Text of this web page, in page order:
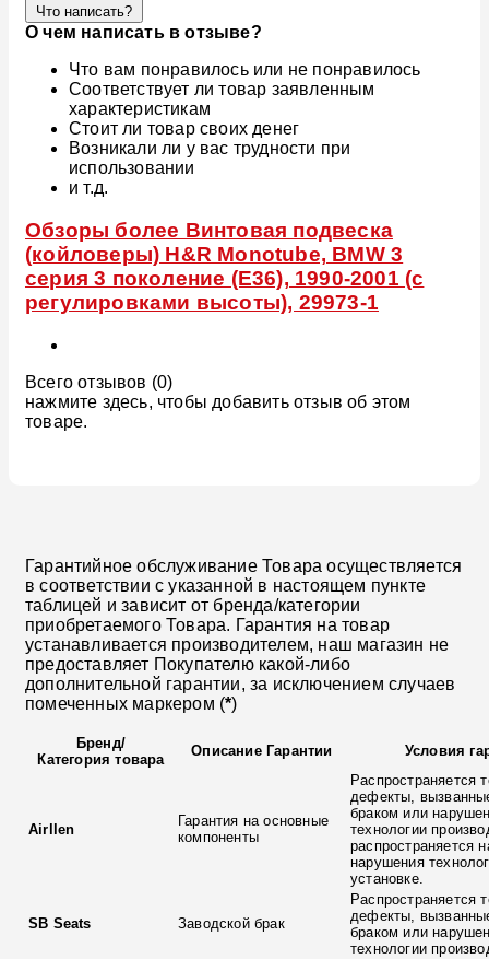
Что написать?
О чем написать в отзыве?
Что вам понравилось или не понравилось
Соответствует ли товар заявленным
характеристикам
Стоит ли товар своих денег
Возникали ли у вас трудности при
использовании
и т.д.
Обзоры более Винтовая подвеска
(койловеры) H&R Monotube, BMW 3
серия 3 поколение (E36), 1990-2001 (с
регулировками высоты), 29973-1
Всего отзывов (0)
нажмите здесь, чтобы добавить отзыв об этом
товаре.
Гарантийное обслуживание Товара осуществляется
в соответствии с указанной в настоящем пункте
таблицей и зависит от бренда/категории
приобретаемого Товара. Гарантия на товар
устанавливается производителем, наш магазин не
предоставляет Покупателю какой-либо
дополнительной гарантии, за исключением случаев
помеченных маркером (*)
Бренд/
Категория товара
Описание Гарантии Условия
Airllen
Гарантия на основные
компоненты
Распространяется
дефекты,
браком или
технологии
распространяется
нарушения
установке.
SB Seats Заводской брак
Распространяется
дефекты,
браком или
технологии